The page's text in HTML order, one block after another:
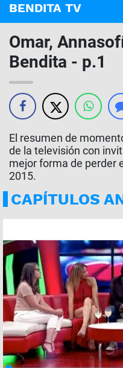
BENDITA TV
Omar,
Bendita - p.1
El resumen de
de la televisión con
mejor forma de perder
2015.
CAPÍTULOS